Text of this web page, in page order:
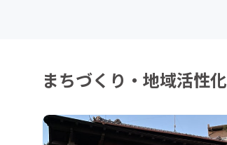
まちづくり・地域活性化